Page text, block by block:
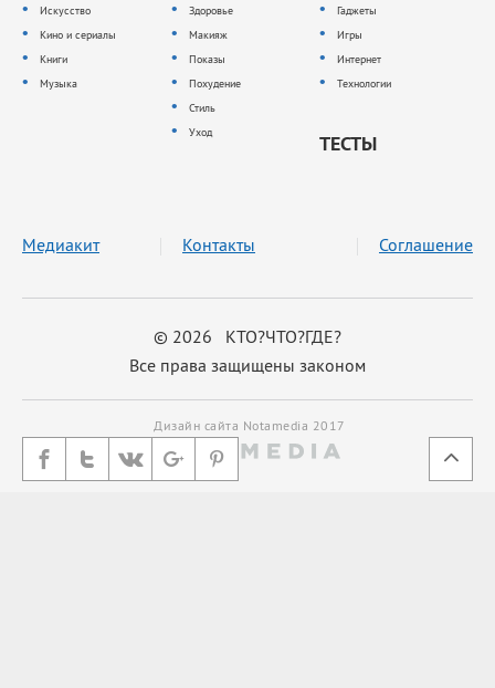
Искусство
Кино и сериалы
Книги
Музыка
Здоровье
Макияж
Показы
Похудение
Стиль
Уход
Гаджеты
Игры
Интернет
Технологии
ТЕСТЫ
© 2026 КТО?ЧТО?ГДЕ?
Все права защищены законом
Медиакит Контакты Соглашение
Дизайн сайта Notamedia 2017